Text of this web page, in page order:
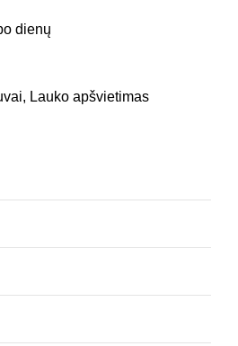
dienų
, Lauko apšvietimas